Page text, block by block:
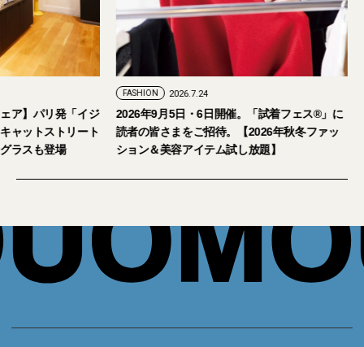
ア】パリ発「イジ
ャットストリート
ラスも登場
FASHION 2026.7.24
2026年9月5日・6日開催。「試着フェス®︎」に
読者の皆さまをご招待。【2026年秋冬ファッ
ション＆美容アイテム試し放題】